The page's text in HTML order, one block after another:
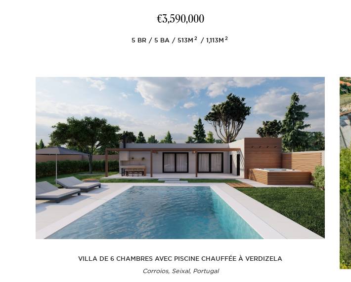
€3,590,000
5 BR 5 BA 513M2 1,113M2
VILLA DE 6 CHAMBRES AVEC PISCINE CHAUFFÉE À VERDIZELA
Corroios, Seixal, Portugal